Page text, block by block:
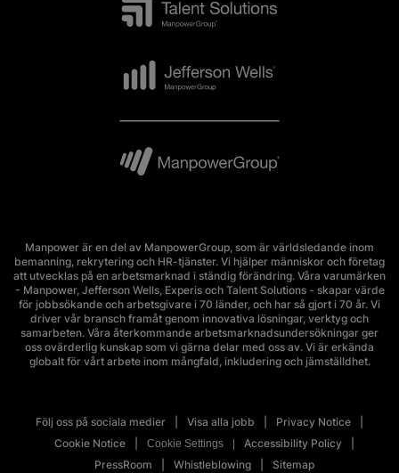
Manpower är en del av ManpowerGroup, som är världsledande inom
bemanning, rekrytering och HR-tjänster. Vi hjälper människor och företag
att utvecklas på en arbetsmarknad i ständig förändring. Våra varumärken
- Manpower, Jefferson Wells, Experis och Talent Solutions - skapar värde
för jobbsökande och arbetsgivare i 70 länder, och har så gjort i 70 år. Vi
driver vår bransch framåt genom innovativa lösningar, verktyg och
samarbeten. Våra återkommande arbetsmarknadsundersökningar ger
oss ovärderlig kunskap som vi gärna delar med oss av. Vi är erkända
globalt för vårt arbete inom mångfald, inkludering och jämställdhet.
Följ oss på sociala medier Visa alla jobb
Privacy Notice
Cookie Notice
Cookie Settings
Accessibility Policy
PressRoom
Whistleblowing Sitemap